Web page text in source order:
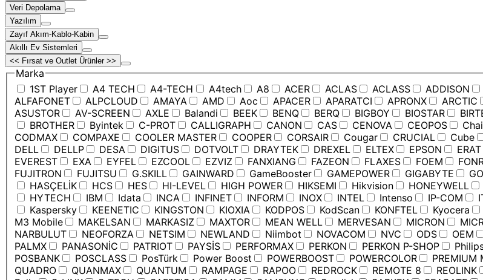
Veri Depolama
Yazılım
Zayıf Akım-Kablo-Kabin
Akıllı Ev Sistemleri
<< Fırsat ve Outlet Ürünler >>
Marka
1ST Player
A4 TECH A4-TECH A4tech A8 ACER ACLAS ACLASS ADDISON
ALFAFONET
ALPCLOUD AMAYA AMD Aoc APACER APARATCI APRONX ARCTIC
ASUSTOR
AV-SCREEN AXLE Balandi BEEK BENQ BERQ BIGBOY BIOSTAR
BROTHER
Byintek C-PROT CALLIGRAPH CANON CAS CENOVA CEOPOS
CODMAX
COMPAXE COOLER MASTER COOPER CORSAIR Cougar CRUCIAL Cube
DELL
DELLP DESA DIGITUS DOTVOLT DRAYTEK DREXEL ELTEX EPSON ERAT
EVEREST
EXA EYFEL EZCOOL EZVIZ FANXIANG FAZEON FLAXES FOEM
FUJITRON
FUJITSU G.SKILL GAINWARD GameBooster GAMEPOWER GIGABYTE
HASÇELİK
HCS HES HI-LEVEL HIGH POWER HIKSEMI Hikvision HONEYWELL
HYTECH
IBM Idata INCA INFINET INFORM INOX INTEL Intenso IP-COM
Kaspersky
KEENETIC KINGSTON KIOXIA KODPOS KodScan KONFTEL Kyocera
M3 Mobile
MAKELSAN MARKASIZ MAXTOR MEAN WELL MERVESAN MICRON
NARBULUT
NEOFORZA NETSIM NEWLAND Niimbot NOVACOM NVC ODS OEM
PALMX
PANASONİC PATRIOT PAYSİS PERFORMAX PERKON PERKON P-SHOP
POSBANK
POSCLASS PosTürk Power Boost POWERBOOST POWERCOLOR PREMIUM
QUADRO
QUANMAX QUANTUM RAMPAGE RAPOO REDROCK REMOTE 8 REOLINK